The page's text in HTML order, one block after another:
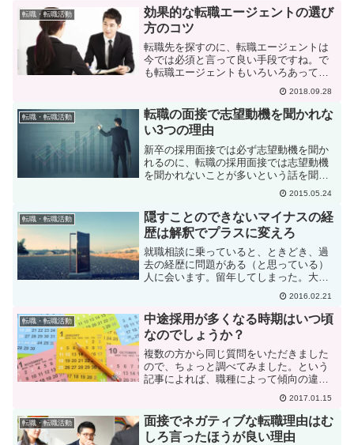
転職・転職活動
効果的な転職エージェントの選び
方のコツ
転職先を探すのに、転職エージェントは
今では必須と言って良い手段ですね。で
も転職エージェントもいろいろあって、
どこに頼んだら良いのかわからない人も
いると思います。今日はそんなお悩みへ
の回答です。まずは大手転職エージェン
トは押さえておく転職先は...
2018.09.28
転職・転職活動
転職の面接で志望動機を聞かれな
い3つの理由
新卒の採用面接では必ず志望動機を聞か
れるのに、転職の採用面接では志望動機
を聞かれないことが多いという話を聞き
ます。何故、転職の採用面接では志望動
機を聞かないのでしょうか？これも例に
よって企業によっていろいろ考え方はあ
るのですが、私の場合も確...
2015.05.24
転職・転職活動
隠すことのできないマイナスの経
歴は解釈でプラスに変えろ
就職相談に乗っていると、ときどき、過
去の経歴に問題がある（と思っている）
人に会います。留年してしまった。大き
なミスをして会社を辞めた。フリーター
を何年もやってしまった。これらは、職
務経歴書で隠すことは出来ません。事実
は事実として書かなくては...
2016.02.21
転職・転職活動
中途採用が多くなる時期はいつ頃
なのでしょうか？
複数の方から同じ質問をいただきました
ので、ちょっと調べてみました。という
記事によれば、職種によって傾向の違い
はあるものの、共通して3月と9月にピー
クが来ていることがわかります。3月は年
度末、9月は半期の末ですから、期初に合
わせて新人を補充し...
2017.01.15
転職・転職活動
面接でネガティブな転職理由はむ
しろ言ったほうが良い理由